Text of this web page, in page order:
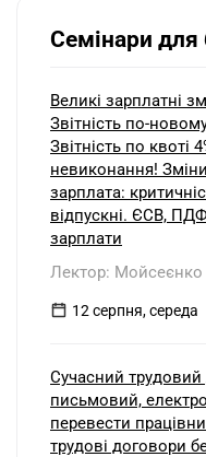
Семінари для
Великі зарплатні
Звітність по-
Звітність по квоті
невиконання!
зарплата:
відпускні. ЄСВ,
зарплати
Лектор: Мойсеєнко
12 серпня, середа
Сучасний трудовий
письмовий,
перевести
трудові договори